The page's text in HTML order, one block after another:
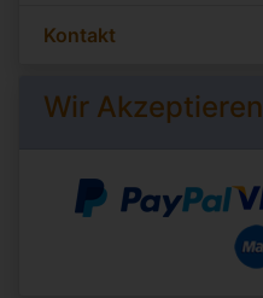
Kontakt
Wir Akzeptieren